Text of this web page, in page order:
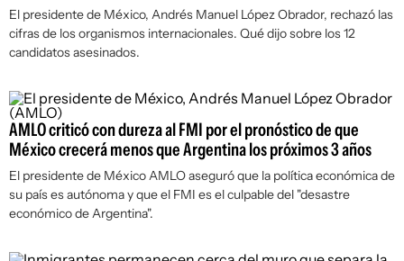
El presidente de México, Andrés Manuel López Obrador, rechazó las
cifras de los organismos internacionales. Qué dijo sobre los 12
candidatos asesinados.
AMLO criticó con dureza al FMI por el pronóstico de que
México crecerá menos que Argentina los próximos 3 años
El presidente de México AMLO aseguró que la política económica de
su país es autónoma y que el FMI es el culpable del "desastre
económico de Argentina".